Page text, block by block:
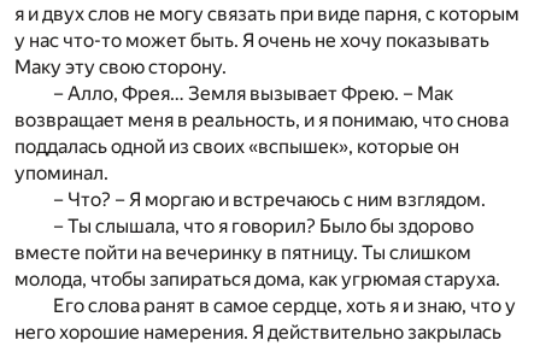
я и двух слов не могу связать при виде парня, с которым
у нас что-то может быть. Я очень не хочу показывать
Маку эту свою сторону.
– Алло, Фрея… Земля вызывает Фрею. – Мак
возвращает меня в реальность, и я понимаю, что снова
поддалась одной из своих «вспышек», которые он
упоминал.
– Что? – Я моргаю и встречаюсь с ним взглядом.
– Ты слышала, что я говорил? Было бы здорово
вместе пойти на вечеринку в пятницу. Ты слишком
молода, чтобы запираться дома, как угрюмая старуха.
Его слова ранят в самое сердце, хоть я и знаю, что у
него хорошие намерения. Я действительно закрылась